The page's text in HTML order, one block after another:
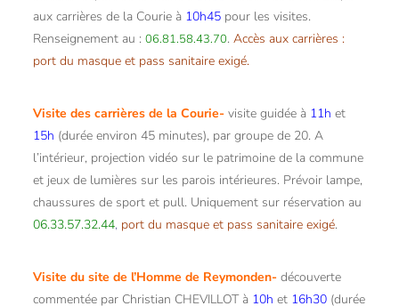
aux carrières de la Courie à 10h45pour les visites.
Renseignement au : 06.81.58.43.70. Accès aux carrières :
port du masque et pass sanitaire exigé.
Visite des carrières de la Courie-visite guidée à 11h et
15h (durée environ 45 minutes), par groupe de 20. A
l’intérieur, projection vidéo sur le patrimoine de la commune
et jeux de lumières sur les parois intérieures. Prévoir lampe,
chaussures de sport et pull. Uniquement sur réservation au
06.33.57.32.44, port du masque et pass sanitaire exigé.
Visite du site de l’Homme de Reymonden-découverte
commentée par Christian CHEVILLOT à 10h et 16h30(durée